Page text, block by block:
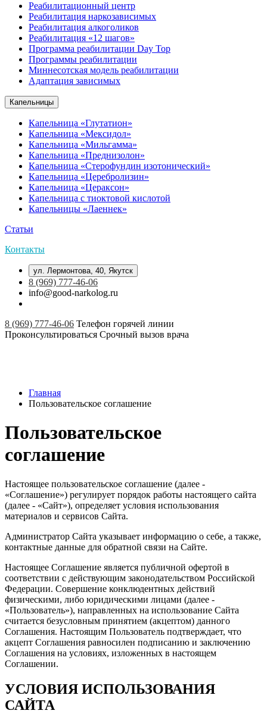
Реабилитационный центр
Реабилитация наркозависимых
Реабилитация алкоголиков
Реабилитация «12 шагов»
Программа реабилитации Day Top
Программы реабилитации
Миннесотская модель реабилитации
Адаптация зависимых
Капельницы
Капельница «Глутатион»
Капельница «Мексидол»
Капельница «Мильгамма»
Капельница «Преднизолон»
Капельница «Стерофундин изотонический»
Капельница «Церебролизин»
Капельница «Цераксон»
Капельница с тиоктовой кислотой
Капельницы «Лаеннек»
Статьи
Контакты
ул. Лермонтова, 40, Якутск
8 (969) 777-46-06
info@good-narkolog.ru
8 (969) 777-46-06 Телефон горячей линии
Проконсультироваться Срочный вызов врача
Главная
Пользовательское соглашение
Пользовательское
соглашение
Настоящее пользовательское соглашение (далее -
«Соглашение») регулирует порядок работы настоящего сайта
(далее - «Сайт»), определяет условия использования
материалов и сервисов Сайта.
Администратор Сайта указывает информацию о себе, а также,
контактные данные для обратной связи на Сайте.
Настоящее Соглашение является публичной офертой в
соответствии с действующим законодательством Российской
Федерации. Совершение конклюдентных действий
физическими, либо юридическими лицами (далее -
«Пользователь»), направленных на использование Сайта
считается безусловным принятием (акцептом) данного
Соглашения. Настоящим Пользователь подтверждает, что
акцепт Соглашения равносилен подписанию и заключению
Соглашения на условиях, изложенных в настоящем
Соглашении.
УСЛОВИЯ ИСПОЛЬЗОВАНИЯ
САЙТА